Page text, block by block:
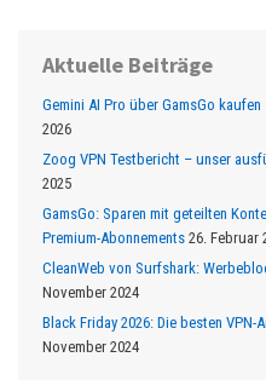
Aktuelle Beiträge
Gemini AI Pro über GamsGo
2026
Zoog VPN Testbericht – unser
2025
GamsGo: Sparen mit geteilten
Premium-Abonnements 26. Februar
CleanWeb von Surfshark:
November 2024
Black Friday 2026: Die besten
November 2024